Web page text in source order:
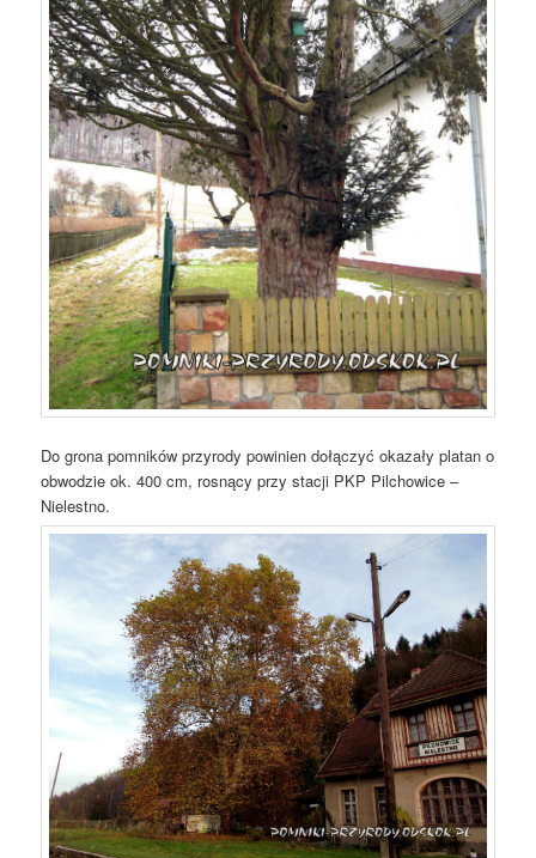
Do grona pomników przyrody powinien dołączyć okazały platan o
obwodzie ok. 400 cm, rosnący przy stacji PKP Pilchowice –
Nielestno.